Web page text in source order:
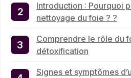
Introduction : Pourquoi
nettoyage du foie ? ?
Comprendre le rôle du
détoxification
Signes et symptômes